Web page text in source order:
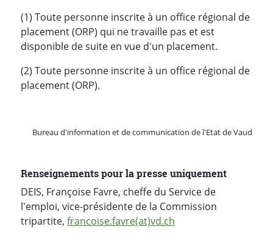
(1) Toute personne inscrite à un office régional de
placement (ORP) qui ne travaille pas et est
disponible de suite en vue d'un placement.
(2) Toute personne inscrite à un office régional de
placement (ORP).
Bureau d'information et de communication de l'Etat de Vaud
Renseignements pour la presse uniquement
DEIS, Françoise Favre, cheffe du Service de
l'emploi, vice-présidente de la Commission
tripartite, francoise.favre(at)vd.ch